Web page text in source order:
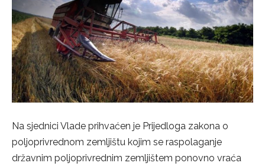
Na sjednici Vlade prihvaćen je Prijedloga zakona o
poljoprivrednom zemljištu kojim se raspolaganje
državnim poljoprivrednim zemljištem ponovno vraća